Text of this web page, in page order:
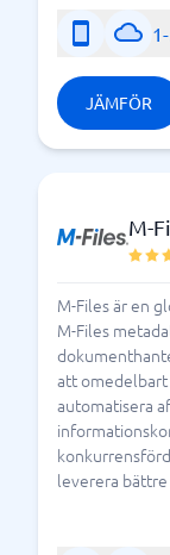
JÄMFÖR
M-
M-Files är en
M-Files
att
automatisera
leverera